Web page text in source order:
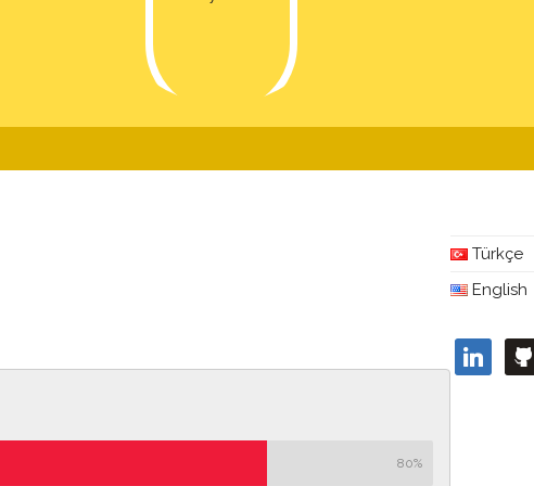
80%
Türkçe
English
linkedin